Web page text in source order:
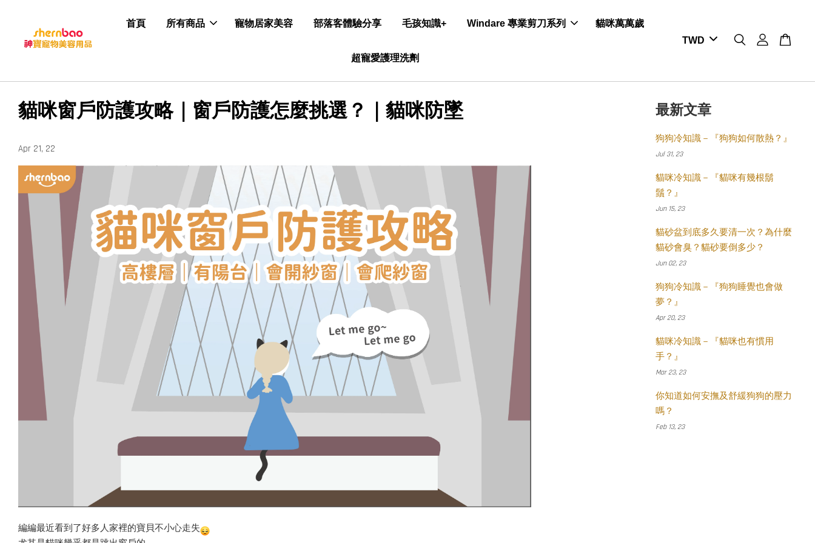
首頁 所有商品 寵物居家美容 部落客體驗分享 毛孩知識+ Windare 專業剪刀系列 貓咪萬萬歲
超寵愛護理洗劑
貓咪窗戶防護攻略｜窗戶防護怎麼挑選？｜貓咪防墜
Apr 21, 22
編編最近看到了好多人家裡的寶貝不小心走失
最新文章
狗狗冷知識－『狗狗如何散熱？』
Jul 31, 23
貓咪冷知識－『貓咪有幾根鬍
鬚？』
Jun 15, 23
貓砂盆到底多久要清一次？為什麼
貓砂會臭？貓砂要倒多少？
Jun 02, 23
狗狗冷知識－『狗狗睡覺也會做
夢？』
Apr 20, 23
貓咪冷知識－『貓咪也有慣用
手？』
Mar 23, 23
你知道如何安撫及舒緩狗狗的壓力
嗎？
Feb 13, 23